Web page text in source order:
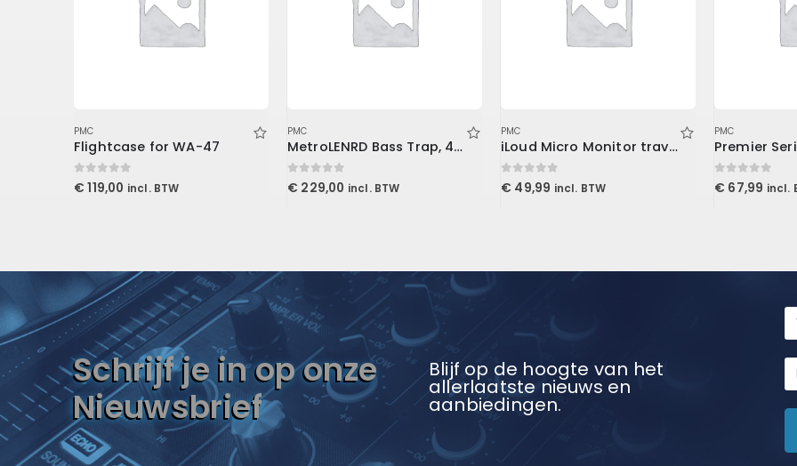
PMC
Flightcase for WA-47
0out of 5
€ 119,00 incl. BTW
PMC
MetroLENRD Bass Trap, 4-Pack 2-30x30x60cm, Charcoal
0out of 5
€ 229,00 incl. BTW
PMC
iLoud Micro Monitor travel bag
0out of 5
€ 49,99 incl. BTW
PMC
0out of 5
€ 67,99 incl.
Schrijf je in op onze
Nieuwsbrief
Blijf op de hoogte van het
allerlaatste nieuws en
aanbiedingen.